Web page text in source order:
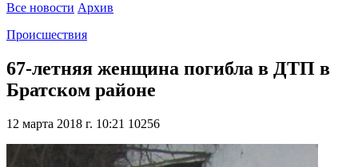
Все новости Архив
Происшествия
67-летняя женщина погибла в ДТП в
Братском районе
12 марта 2018 г. 10:21 10256